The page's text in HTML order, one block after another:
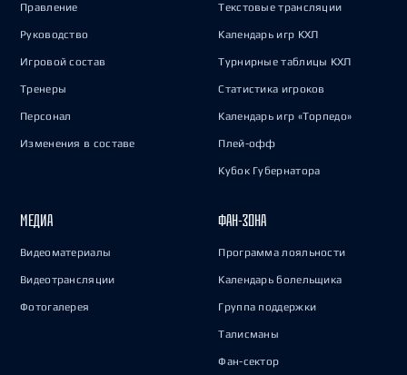
Правление
Руководство
Игровой состав
Тренеры
Персонал
Изменения в составе
Текстовые трансляции
Календарь игр КХЛ
Турнирные таблицы КХЛ
Статистика игроков
Календарь игр «Торпедо»
Плей-офф
Кубок Губернатора
МЕДИА
Видеоматериалы
Видеотрансляции
Фотогалерея
ФАН-ЗОНА
Программа лояльности
Календарь болельщика
Группа поддержки
Талисманы
Фан-сектор